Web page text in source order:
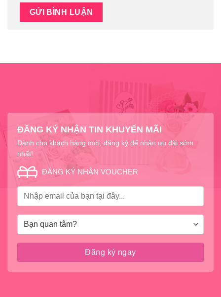
ĐĂNG KÝ NHẬN TIN KHUYẾN MÃI
Dành cho khách hàng mới, đăng ký để nhận ưu đãi sớm
nhất!
ĐĂNG KÝ NHẬN VOUCHER